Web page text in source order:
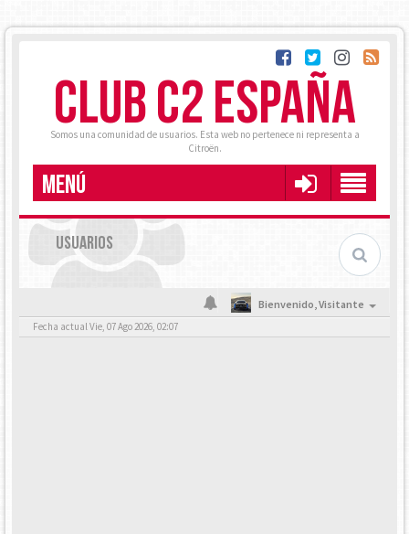
CLUB C2 ESPAÑA
Somos una comunidad de usuarios. Esta web no pertenece ni representa a
Citroën.
MENÚ
USUARIOS
Bienvenido,Visitante
Fecha actual Vie, 07 Ago 2026, 02:07